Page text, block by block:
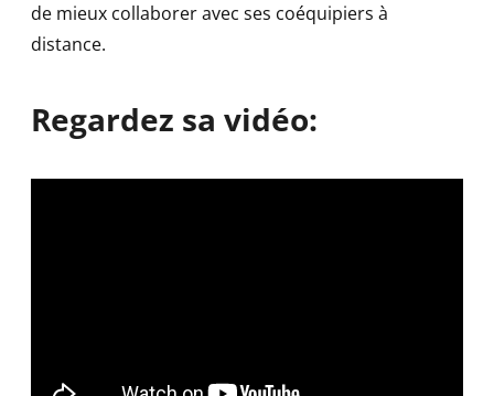
de mieux collaborer avec ses coéquipiers à
distance.
Regardez sa vidéo: